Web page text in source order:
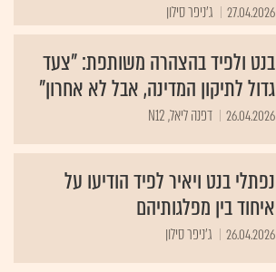
27.04.2026 ג'ניפר סילון
בנט ולפיד בהצהרה משותפת: "צעד
גדול לתיקון המדינה, אבל לא אחרון"
26.04.2026 דפנה ליאל, N12
נפתלי בנט ויאיר לפיד הודיעו על
איחוד בין מפלגותיהם
26.04.2026 ג'ניפר סילון